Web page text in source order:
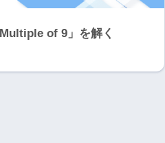
of 9」を解く